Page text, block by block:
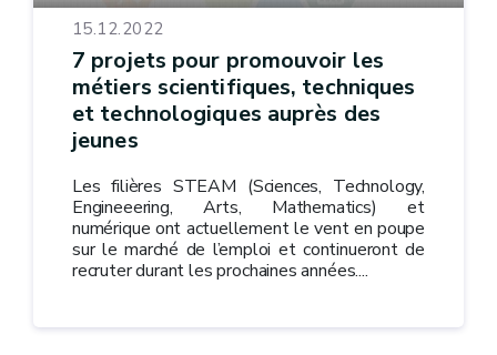
15.12.2022
7 projets pour promouvoir les
métiers scientifiques, techniques
et technologiques auprès des
jeunes
Les filières STEAM (Sciences, Technology,
Engineeering, Arts, Mathematics) et
numérique ont actuellement le vent en poupe
sur le marché de l’emploi et continueront de
recruter durant les prochaines années....